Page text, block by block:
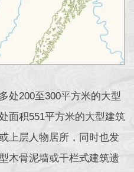
处200至300平方米的大型
面积551平方米的大型建筑
上层人物居所，同时也发
木骨泥墙或干栏式建筑遗